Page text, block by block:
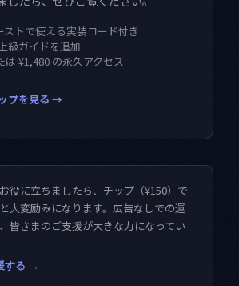
ストで使える実装コード付き
級ガイドを追加
は ¥1,480 の永久アクセス
プを見る →
役に立ちましたら、チップ（¥150）で
大変励みになります。広告なしでの運
皆さまのご支援が大きな力になってい
する →